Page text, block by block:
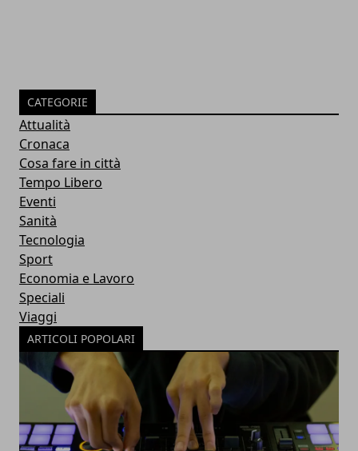
CATEGORIE
Attualità
Cronaca
Cosa fare in città
Tempo Libero
Eventi
Sanità
Tecnologia
Sport
Economia e Lavoro
Speciali
Viaggi
ARTICOLI POPOLARI